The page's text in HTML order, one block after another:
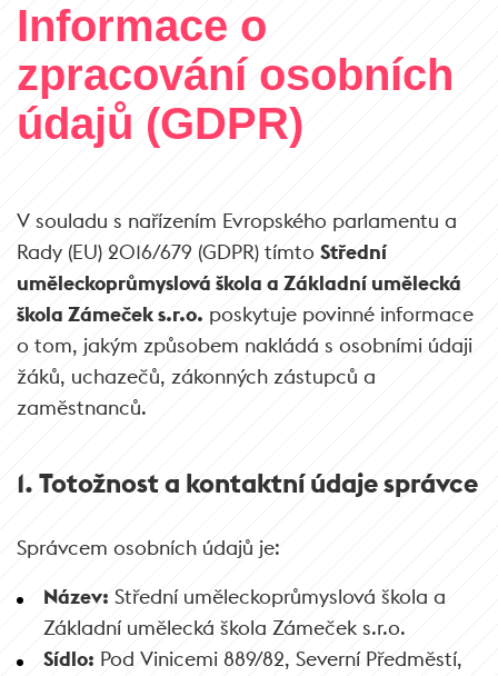
Informace o
zpracování osobních
údajů (GDPR)
V souladu s nařízením Evropského parlamentu a
Rady (EU) 2016/679 (GDPR) tímto Střední
uměleckoprůmyslová škola a Základní umělecká
škola Zámeček s.r.o. poskytuje povinné informace
o tom, jakým způsobem nakládá s osobními údaji
žáků, uchazečů, zákonných zástupců a
zaměstnanců.
1. Totožnost a kontaktní údaje správce
Správcem osobních údajů je:
Název: Střední uměleckoprůmyslová škola a
Základní umělecká škola Zámeček s.r.o.
Sídlo: Pod Vinicemi 889/82, Severní Předměstí,